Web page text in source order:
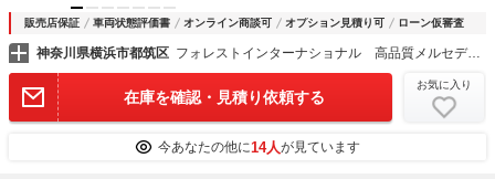
販売店保証 車両状態評価書 オンライン商談可 オプション見積り可 ローン仮審査
神奈川県横浜市都筑区 フォレストインターナショナル 高品質メルセデスベンツ正規ディーラー車専門店
在庫を確認・見積り依頼する
お気に入り
今あなたの他に14人が見ています